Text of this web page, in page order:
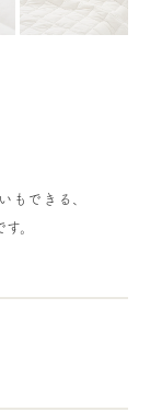
もできる、
。